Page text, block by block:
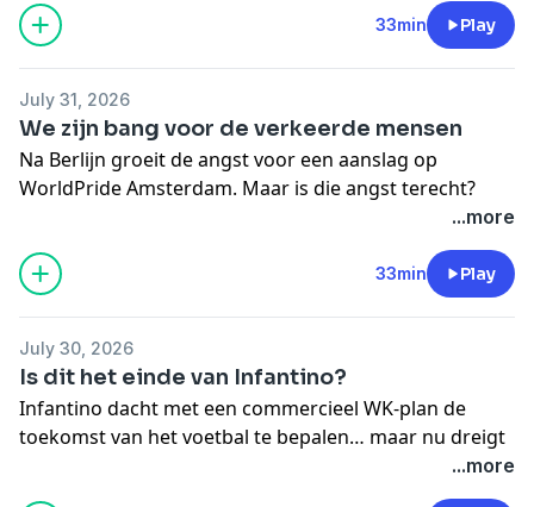
⁠Doe een kleine donatie
🎧 Meer horen:
🔔 Meer van ons:
-Volg ons op LinkedIn
-Website/Nieuwsbrief
-Substack
-Maarten
33min Play
July 31, 2026
We zijn bang voor de verkeerde mensen
Na Berlijn groeit de angst voor een aanslag op
WorldPride Amsterdam. Maar is die angst terecht?
- College Waarom Mensen Vallen Voor Populisme
🔔 Meer van ons:
-Website/Nieuwsbrief
-Substack
-WhatsApp-groep
-MaartenenTomop Instagram
...more
33min Play
July 30, 2026
Is dit het einde van Infantino?
Infantino dacht met een commercieel WK-plan de
toekomst van het voetbal te bepalen… maar nu dreigt
...more